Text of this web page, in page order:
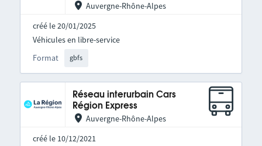
Auvergne-Rhône-Alpes
créé le 20/01/2025
Format gbfs
Véhicules en libre-service
Réseau interurbain Cars
Région Express
Auvergne-Rhône-Alpes
créé le 10/12/2021